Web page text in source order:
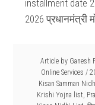
installment date
2026 प्रधानमंत्री
Article by Ganesh
Online Services /
Kisan Samman
Krishi Yojna list,